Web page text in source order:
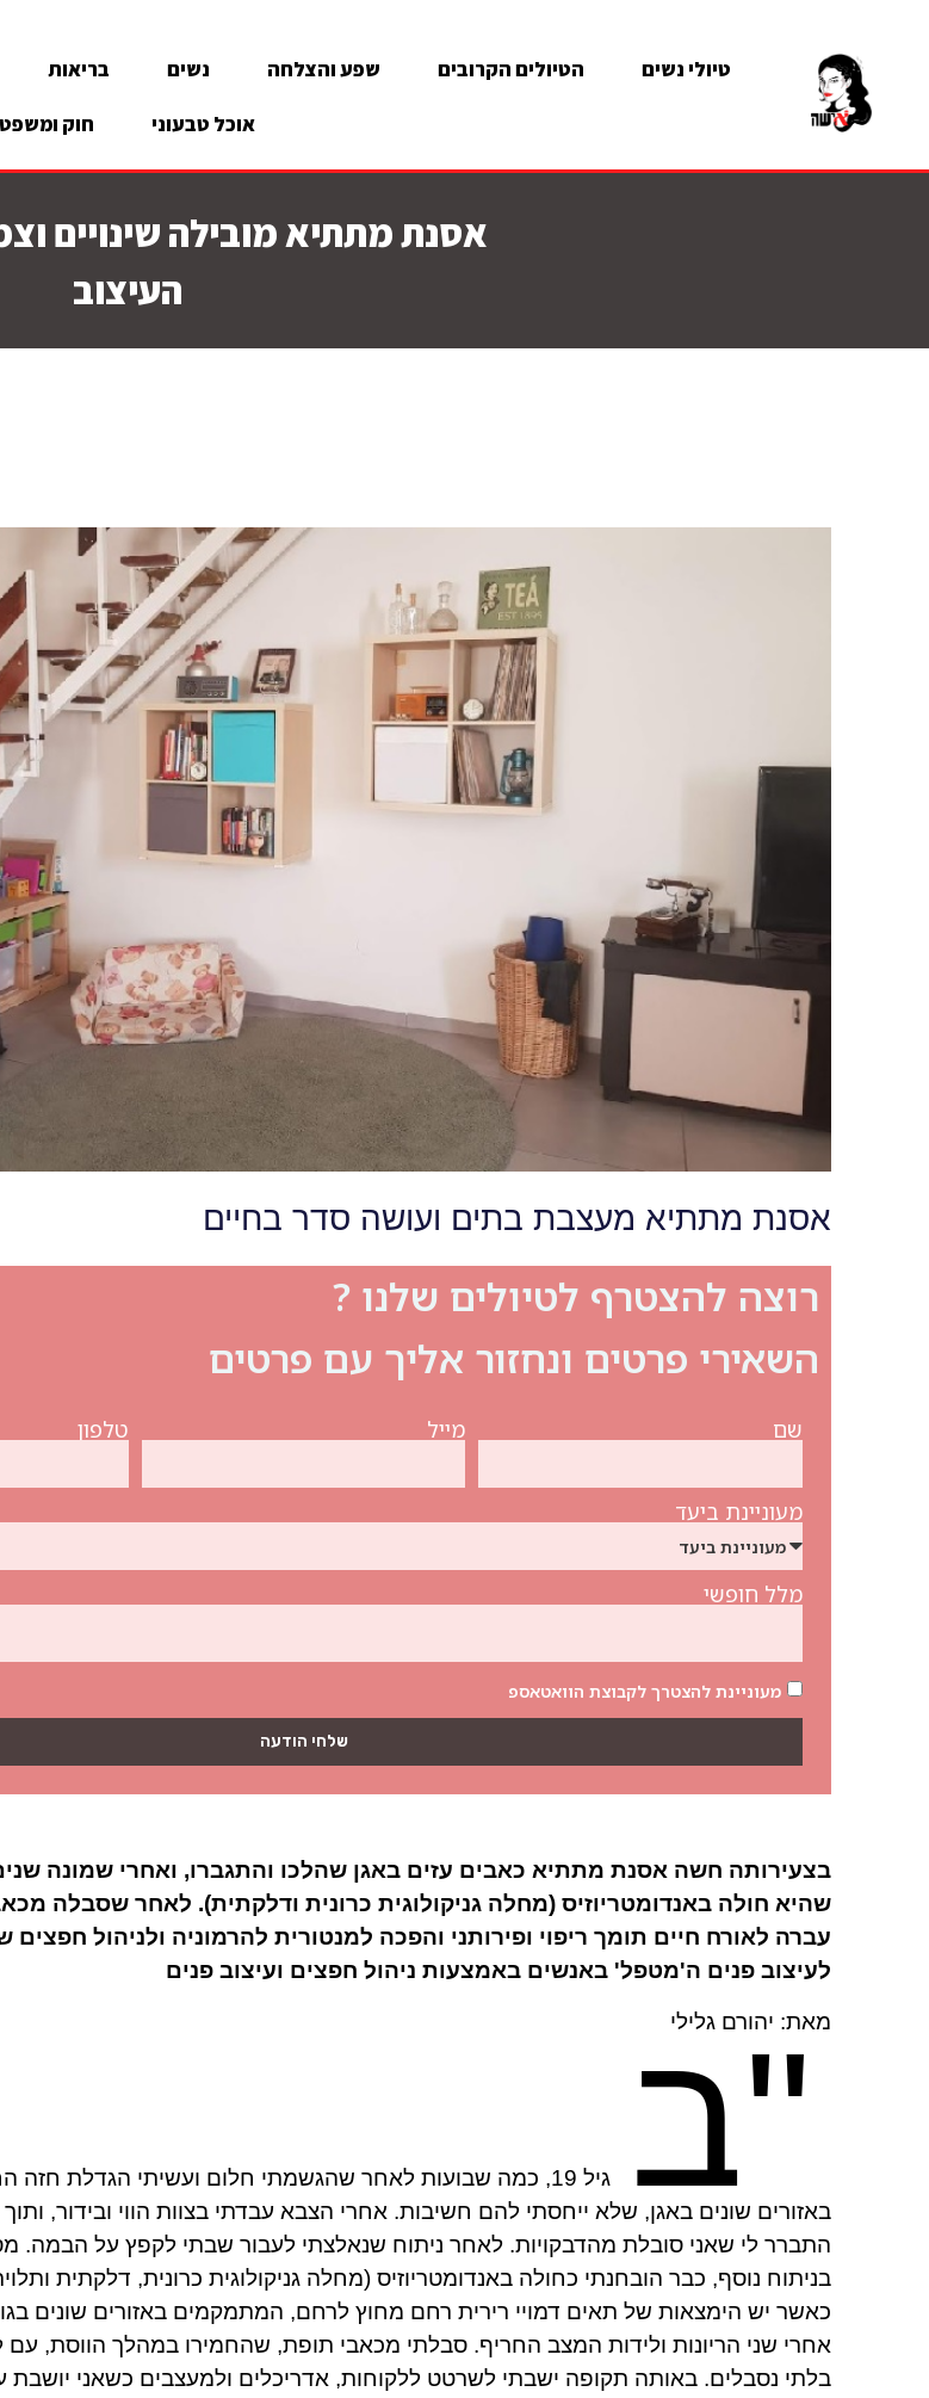
טיולי נשים הטיולים הקרובים שפע והצלחה נשים בריאות
אוכל טבעוני חוק ומשפט
אסנת מתתיא מובילה שינויים
העיצוב
אסנת מתתיא מעצבת בתים ועושה סדר בחיים
רוצה להצטרף לטיולים שלנו ?
השאירי פרטים ונחזור אליך עם פרטים
שם מייל טלפון
מעוניינת ביעד
מלל חופשי
מעוניינת להצטרך לקבוצת הוואטאספ
שלחי הודעה
בצעירותה חשה אסנת מתתיא כאבים עזים באגן שהלכו והתגברו, ואחרי שמונה
שהיא חולה באנדומטריוזיס (מחלה גניקולוגית כרונית ודלקתית). לאחר שסבלה
עברה לאורח חיים תומך ריפוי ופירותני והפכה למנטורית להרמוניה ולניהול
לעיצוב פנים ה'מטפל' באנשים באמצעות ניהול חפצים ועיצוב פנים
מאת: יהורם גלילי
"ב
גיל 19, כמה שבועות לאחר שהגשמתי חלום ועשיתי הגדלת חזה
באזורים שונים באגן, שלא ייחסתי להם חשיבות. אחרי הצבא עבדתי בצוות הווי ובידור,
התברר לי שאני סובלת מהדבקויות. לאחר ניתוח שנאלצתי לעבור שבתי לקפץ על הבמה.
בניתוח נוסף, כבר הובחנתי כחולה באנדומטריוזיס (מחלה גניקולוגית כרונית, דלקתית
כאשר יש הימצאות של תאים דמויי רירית רחם מחוץ לרחם, המתמקמים באזורים שונים
אחרי שני הריונות ולידות המצב החריף. סבלתי מכאבי תופת, שהחמירו במהלך הווסת, עם
בלתי נסבלים. באותה תקופה ישבתי לשרטט ללקוחות, אדריכלים ולמעצבים כשאני יושבת